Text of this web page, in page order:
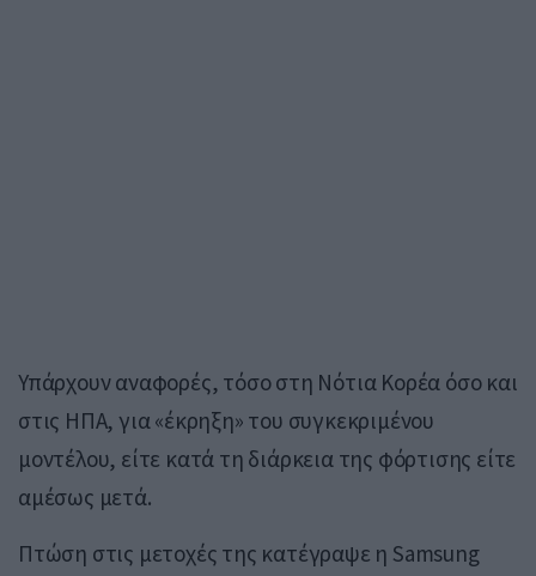
Υπάρχουν αναφορές, τόσο στη Νότια Κορέα όσο και
στις ΗΠΑ, για «έκρηξη» του συγκεκριμένου
μοντέλου, είτε κατά τη διάρκεια της φόρτισης είτε
αμέσως μετά.
Πτώση στις μετοχές της κατέγραψε η Samsung